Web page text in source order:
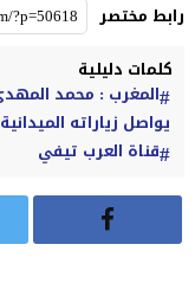
رابط مختصر
كلمات دليلية
المغرب : محمد
يواصل زياراته
قناة العرب تيفي